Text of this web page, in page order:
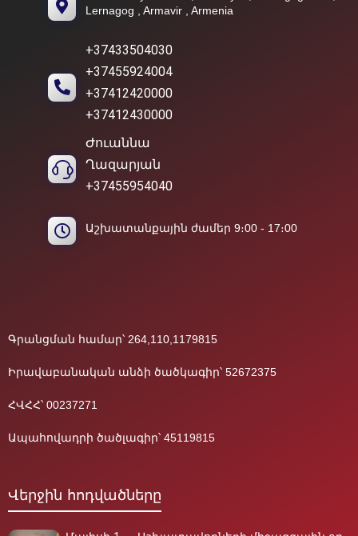
Lernagog , Armavir , Armenia
+37433504030
+37455924004
+37412420000
+37412430000
Ժուաննա
Ղազարյան
+37455954040
Աշխատանքային ժամեր 9։00 - 17։00
Գրանցման համար՝ 264,110,1179815
Իրավաբանական անձի ծածկագիր՝ 52672375
ՀՎՀՀ՝ 00237271
Ապահովադրի ծածլագիր՝ 45119815
Վերջին հոդվածները